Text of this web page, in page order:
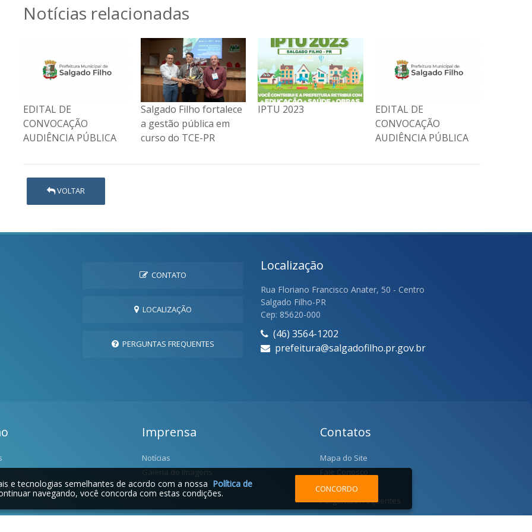
Notícias relacionadas
Salgado Filho fortalece
a gestão pública em
curso do TCE-PR
IPTU 2023
EDITAL DE
Salgado Filho fortalece
a gestão pública em
curso do TCE-PR
VOLTAR
CONTATO
LOCALIZAÇÃO
PERGUNTAS FREQUENTES
Localização
Rua Floriano Francisco Anater, 50 - Centro
Salgado Filho-PR
Cep: 85620-000
(46) 3564-1202
prefeitura@salgadofilho.pr.gov.br
Imprensa
Notícias
Galeria de Imagens
Contatos
Mapa do Site
Fale Conosco
Localização
Perguntas Frequentes
e tecnologias semelhantes de acordo com a nossa Política de
navegando, você concorda com estas condições. CONCORDO